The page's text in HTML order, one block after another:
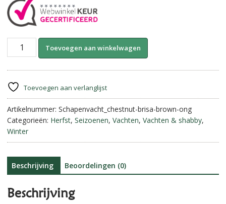
IJslands
schapenvacht.
Brisa.
aantal
Toevoegen aan winkelwagen
n
a
t
v
Toevoegen aan verlanglijst
Artikelnummer: Schapenvacht_chestnut-brisa-brown-ong
Categorieën: Herfst, Seizoenen, Vachten, Vachten & shabby,
Winter
Beschrijving Beoordelingen (0)
Beschrijving